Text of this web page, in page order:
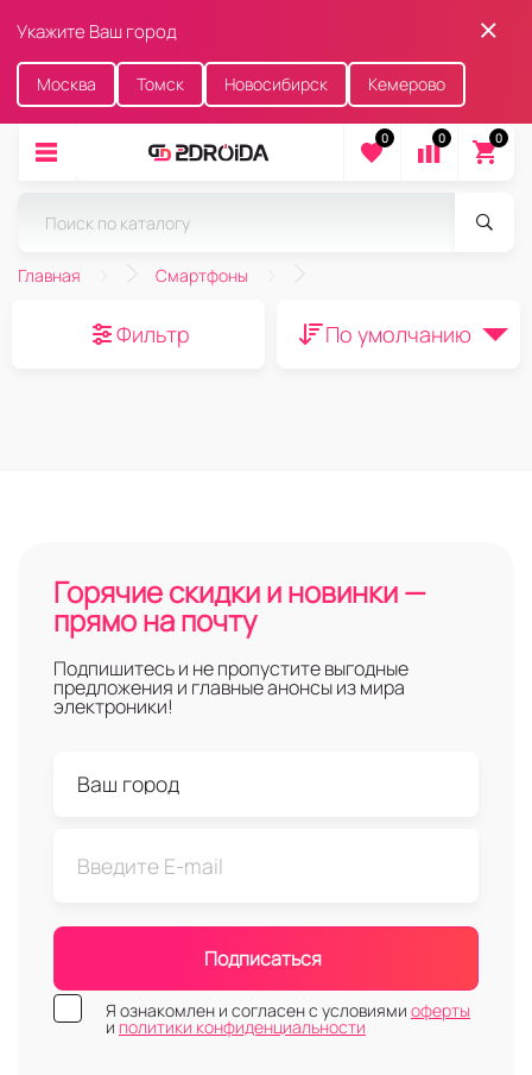
Укажите Ваш город
Москва Томск Новосибирск Кемерово
0 0 0
Главная Смартфоны
Фильтр По умолчанию
Горячие скидки и новинки —
прямо на почту
Подпишитесь и не пропустите выгодные
предложения и главные анонсы из мира
электроники!
Подписаться
Я ознакомлен и согласен с условиями оферты
и политики конфиденциальности